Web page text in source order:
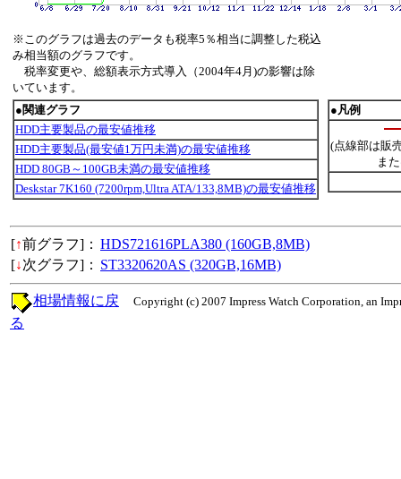
※このグラフは過去のデータも税率5％相当に調整した税込
み相当額のグラフです。
税率変更や、総額表示方式導入（2004年4月)の影響は除
いています。
●関連グラフ
HDD主要製品の最安値推移
HDD主要製品(最安値1万円未満)の最安値推移
HDD 80GB～100GB未満の最安値推移
Deskstar 7K160 (7200rpm,Ultra ATA/133,8MB)の最安値推移
●凡例
(点線部は販
ま
[↑前グラフ]： HDS721616PLA380 (160GB,8MB)
[↓次グラフ]： ST3320620AS (320GB,16MB)
Copyright (c) 2007 Impress Watch Corporation, an
相場情報に戻
る